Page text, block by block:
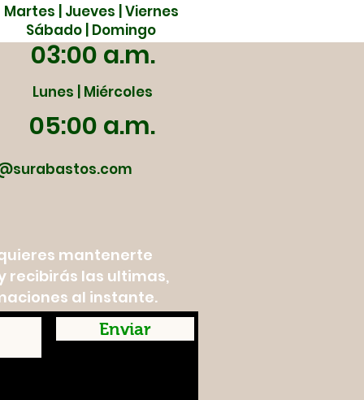
Martes | Jueves | Viernes
Sábado | Domingo
03:00 a.m.
Lunes | Miércoles
05:00 a.m.
mantenerte
recibirás las ultimas,
al instante.
Enviar